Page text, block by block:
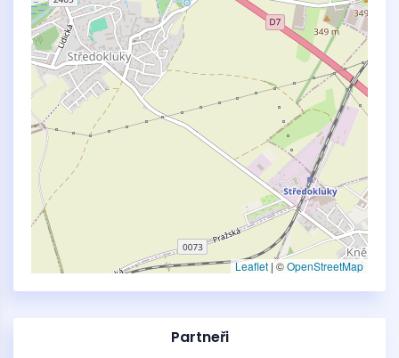
Leaflet |©OpenStreetMap
Partneři